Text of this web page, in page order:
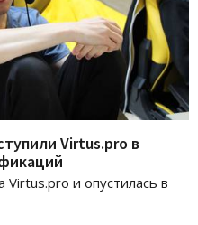
Virtus.pro в
Virtus.pro и опустилась в